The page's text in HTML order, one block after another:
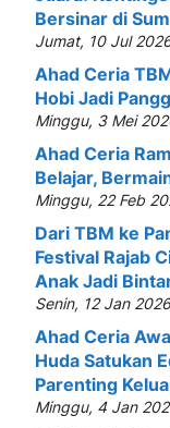
Bersinar di
Jumat, 10 Jul
Ahad Ceria
Hobi Jadi
Minggu, 3 Mei
Ahad Ceria
Belajar,
Minggu, 22 Feb
Dari TBM ke
Festival Rajab
Anak Jadi
Senin, 12 Jan 2026
Ahad Ceria
Huda Satukan
Parenting
Minggu, 4 Jan